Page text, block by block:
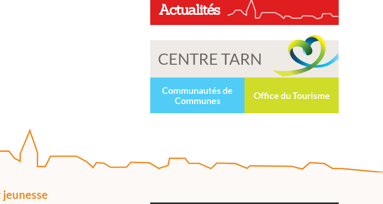
Actualités
CENTRE TARN
Communautés de
Communes
Office du Tourisme